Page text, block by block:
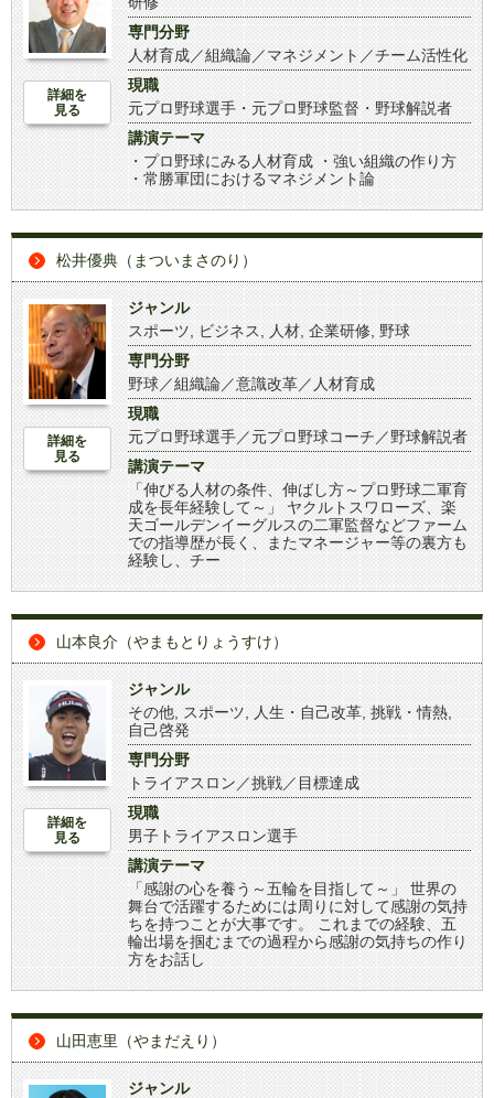
詳細を
見る
専門分野
人材育成／組織論／マネジメント／チーム活性化
現職
元プロ野球選手・元プロ野球監督・野球解説者
講演テーマ
・プロ野球にみる人材育成 ・強い組織の作り方
・常勝軍団におけるマネジメント論
松井優典（まついまさのり）
詳細を
見る
ジャンル
スポーツ
ビジネス 人材 企業研修 野球
専門分野
野球／組織論／意識改革／人材育成
現職
元プロ野球選手／元プロ野球コーチ／野球解説者
講演テーマ
「伸びる人材の条件、伸ばし方～プロ野球二軍育
成を長年経験して～」 ヤクルトスワローズ、楽
天ゴールデンイーグルスの二軍監督などファーム
での指導歴が長く、またマネージャー等の裏方も
経験し、チー
山本良介（やまもとりょうすけ）
詳細を
見る
ジャンル
その他
スポーツ 人生・自己改革 挑戦・情熱
自己啓発
専門分野
トライアスロン／挑戦／目標達成
現職
男子トライアスロン選手
講演テーマ
「感謝の心を養う～五輪を目指して～」 世界の
舞台で活躍するためには周りに対して感謝の気持
ちを持つことが大事です。 これまでの経験、五
輪出場を掴むまでの過程から感謝の気持ちの作り
方をお話し
山田恵里（やまだえり）
ジャンル